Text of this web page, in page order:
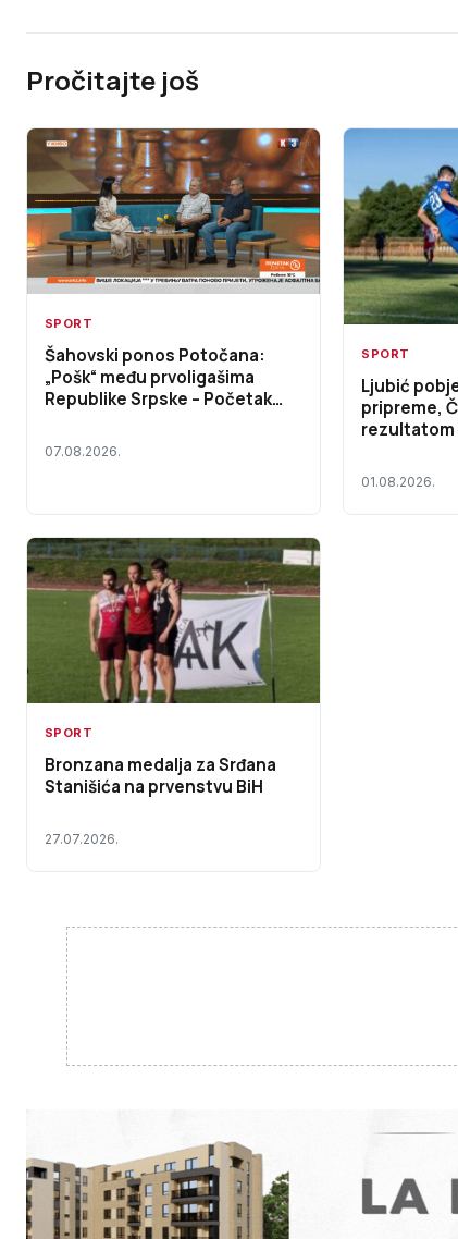
Pročitajte još
SPORT
Šahovski ponos Potočana:
„Pošk“ među prvoligašima
Republike Srpske – Početak
07.08.2026.
SPORT
Ljubić
pripreme,
rezultatom
01.08.2026.
SPORT
Bronzana medalja za Srđana
Stanišića na prvenstvu BiH
27.07.2026.